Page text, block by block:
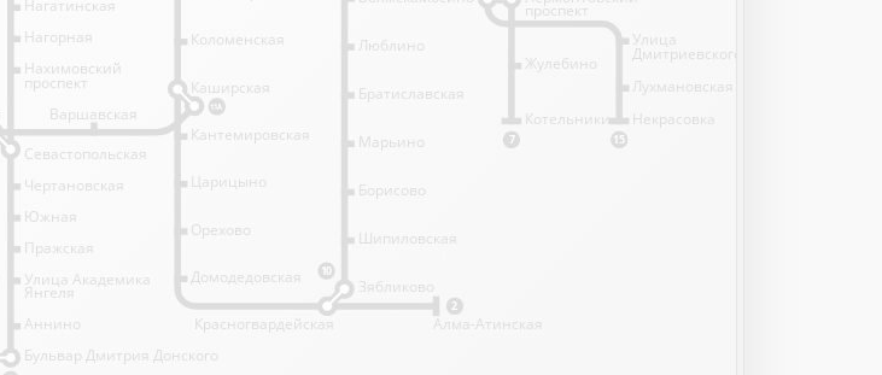
7
2
10
11А
15
Нагатинская
Нагорная
Нахимовский
проспект
Севастопольская
Чертановская
Южная
Пражская
Улица Академика
Янгеля
проспект
Жулебино
Котельники
Люблино
Братиславская
Марьино
Борисово
Шипиловская
Зябликово
Коломенская
Каширская
Кантемировская
Царицыно
Орехово
Домодедовская
Красногвардейская Алма-Атинская
Аннино
Бульвар Дмитрия Донского
Варшавская
Улица
Дмитриевского
Лухмановская
Некрасовка